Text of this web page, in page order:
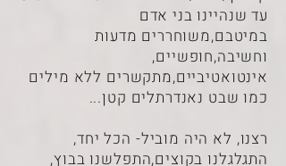
עד שנהיינו בני אדם
במיטבם,משוחררים מדעות
וחשיבה,חופשיים,
אינטואטיביים,מתקשרים ללא מילים
כמו שבט נאנדרתלים קטן...
רצנו, לא היה מוביל- הכל יחד,
התגלגלנו בקוצים,התפלשנו בבוץ,